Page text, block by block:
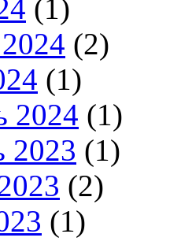
(1)
(2)
(1)
2024 (1)
2023 (1)
(2)
(1)